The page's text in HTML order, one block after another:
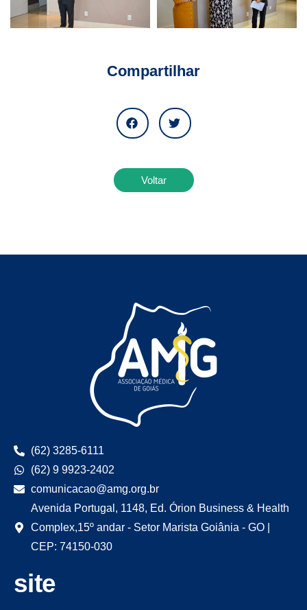
Compartilhar
Voltar
(62) 3285-6111
(62) 9 9923-2402
comunicacao@amg.org.br
Avenida Portugal, 1148, Ed. Órion Business & Health
Complex,15º andar - Setor Marista Goiânia - GO |
CEP: 74150-030
site